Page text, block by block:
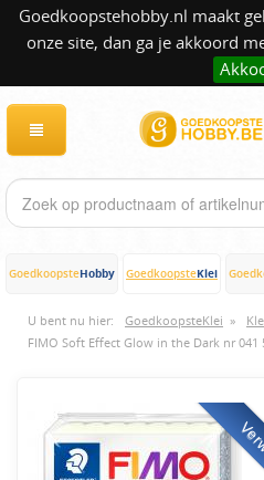
Goedkoopstehobby.nl maakt
onze site, dan ga je akkoord
GoedkoopsteHobby GoedkoopsteKlei
U bent nu hier: GoedkoopsteKlei »
FIMO Soft Effect Glow in the Dark nr